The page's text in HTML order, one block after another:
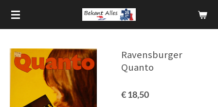
Ga
direct
hoofdinhoud
Ravensburger
Quanto
€ 18,50